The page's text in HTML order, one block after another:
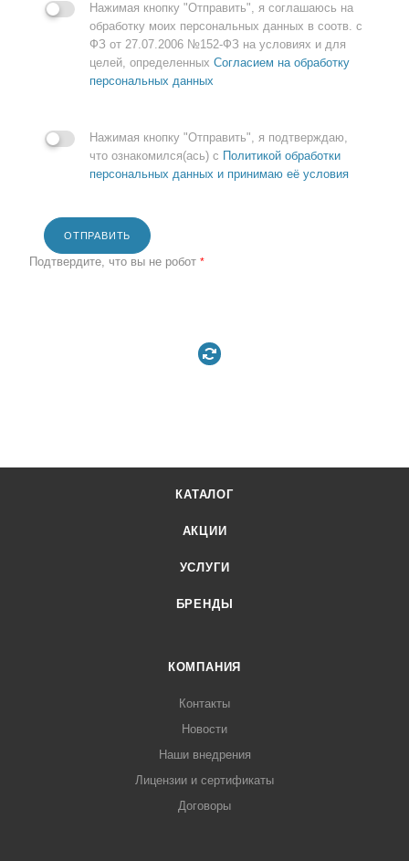
Нажимая кнопку "Отправить", я соглашаюсь на
обработку моих персональных данных в соотв. с
ФЗ от 27.07.2006 №152-ФЗ на условиях и для
целей, определенных Согласием на обработку
персональных данных
Нажимая кнопку "Отправить", я подтверждаю,
что ознакомился(ась) с Политикой обработки
персональных данных и принимаю её условия
ОТПРАВИТЬ
Подтвердите, что вы не робот *
КАТАЛОГ
АКЦИИ
УСЛУГИ
БРЕНДЫ
КОМПАНИЯ
Контакты
Новости
Наши внедрения
Лицензии и сертификаты
Договоры